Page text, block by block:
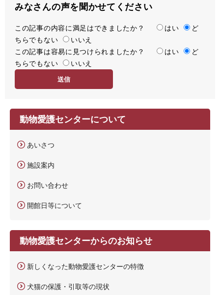
みなさんの声を聞かせてください
満
足
度
この記事の内容に満足はできましたか？ はい
ど
ちらでもない
いいえ
容
易
この記事は容易に見つけられましたか？ はい
ど
ちらでもない
いいえ
動物愛護センターについて
あいさつ
施設案内
お問い合わせ
開館日等について
動物愛護センターからのお知らせ
新しくなった動物愛護センターの特徴
犬猫の保護・引取等の現状